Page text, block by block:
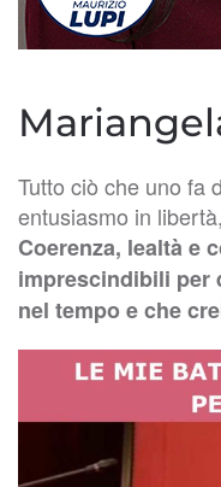
Tutto ciò che uno fa
entusiasmo in
Coerenza, lealtà e
imprescindibili per
nel tempo e che